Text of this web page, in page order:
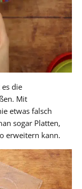
die
Mit
etwas falsch
sogar Platten,
erweitern kann.